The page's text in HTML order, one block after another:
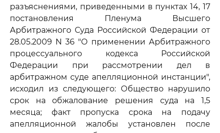
разъяснениями, приведенными в пунктах 14, 17
постановления Пленума Высшего
Арбитражного Суда Российской Федерации от
28.05.2009 N 36 "О применении Арбитражного
процессуального кодекса Российской
Федерации при рассмотрении дел в
арбитражном суде апелляционной инстанции",
исходил из следующего: Общество нарушило
срок на обжалование решения суда на 1,5
месяца; факт пропуска срока на подачу
апелляционной жалобы установлен после